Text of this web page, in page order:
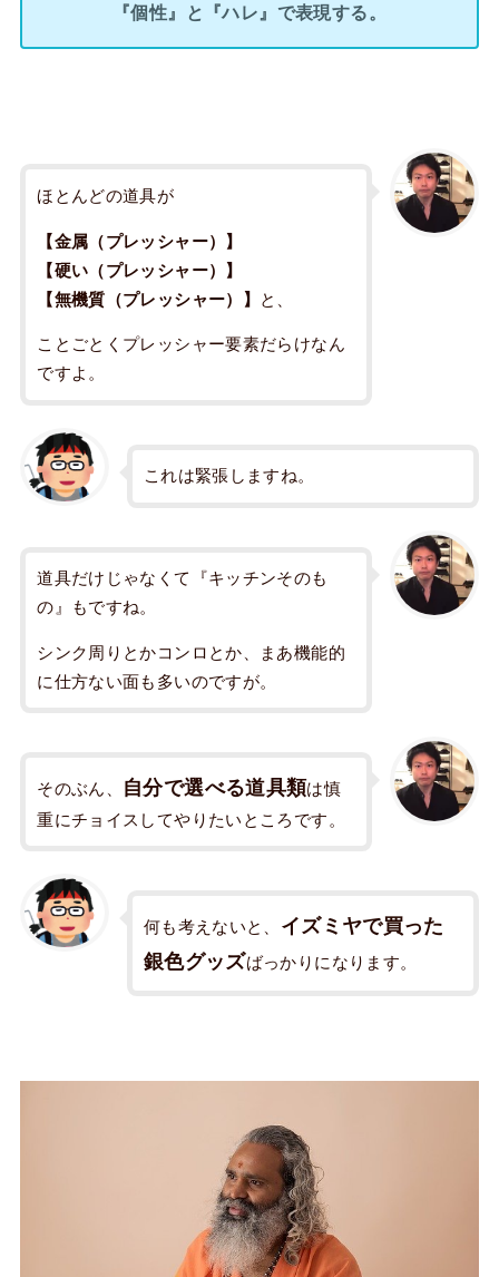
『個性』と『ハレ』で表現する。
ほとんどの道具が
【金属（プレッシャー）】
【硬い（プレッシャー）】
【無機質（プレッシャー）】
と、
ことごとくプレッシャー要素だらけなん
ですよ。
これは緊張しますね。
道具だけじゃなくて『キッチンそのも
の』もですね。
シンク周りとかコンロとか、まあ機能的
に仕方ない面も多いのですが。
そのぶん、 自分で選べる道具類は慎
重にチョイスしてやりたいところです。
何も考えないと、 イズミヤで買った
銀色グッズばっかりになります。